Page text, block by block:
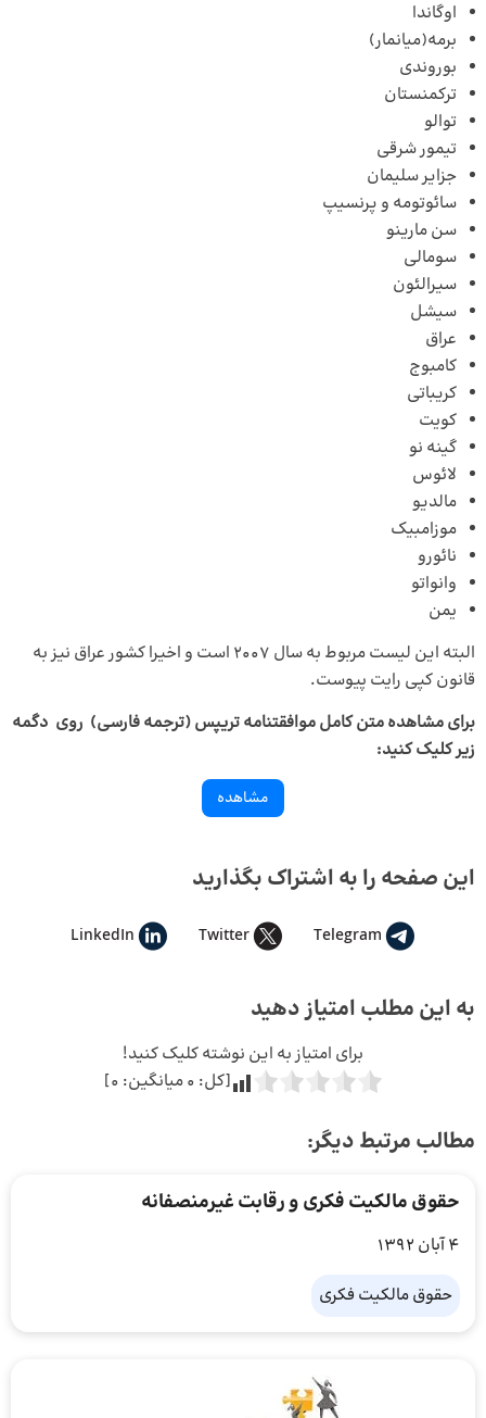
اوگاندا
برمه(میانمار)
بوروندی
ترکمنستان
توالو
تیمور شرقی
جزایر سلیمان
سائوتومه و پرنسیپ
سن مارینو
سومالی
سیرالئون
سیشل
عراق
کامبوج
کریباتی
کویت
گینه نو
لائوس
مالدیو
موزامبیک
نائورو
وانواتو
یمن
البته این لیست مربوط به سال 2007 است و اخیرا کشور عراق نیز به
قانون کپی رایت پیوست.
برای مشاهده متن کامل موافقتنامه تریپس (ترجمه فارسی) روی دگمه
زیر کلیک کنید:
مشاهده
این صفحه را به اشتراک بگذارید
Telegram
Twitter
LinkedIn
به این مطلب امتیاز دهید
برای امتیاز به این نوشته کلیک کنید!
[کل: 0میانگین: 0
]
مطالب مرتبط دیگر:
حقوق مالکیت فکری و رقابت غیرمنصفانه
4 آبان 1392
حقوق مالکیت فکری